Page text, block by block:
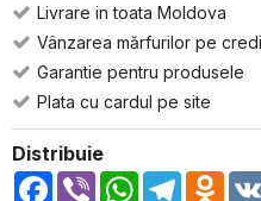
Livrare in toata Moldova
Vânzarea mărfurilor pe
Garantie pentru produsele
Plata cu cardul pe site
Distribuie
Facebook
Viber WhatsApp
Telegram